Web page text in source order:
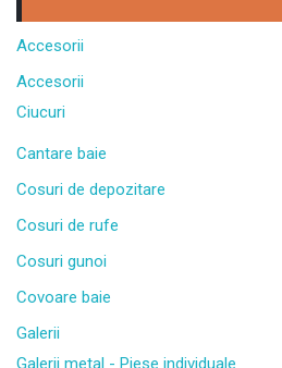
Accesorii
Accesorii
Ciucuri
Cantare baie
Cosuri de depozitare
Cosuri de rufe
Cosuri gunoi
Covoare baie
Galerii
Galerii metal - Piese individuale